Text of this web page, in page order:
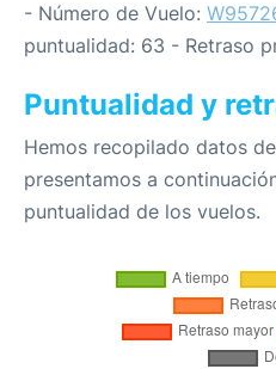
- Número de Vuelo:
puntualidad: 63 - Retraso
Puntualidad y
Hemos recopilado datos
presentamos a
puntualidad de los vuelos.